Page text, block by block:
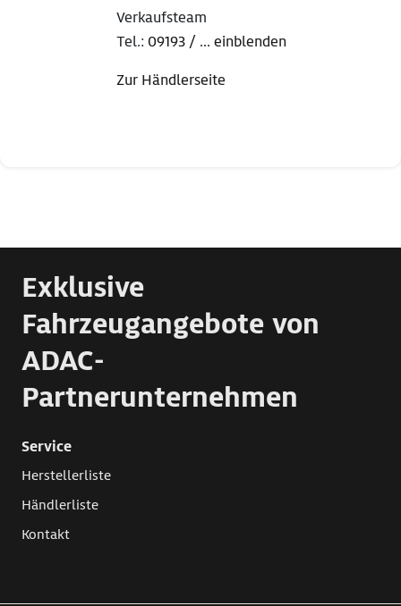
Verkaufsteam
Tel.: 09193 / ... einblenden
Zur Händlerseite
Exklusive
Fahrzeugangebote von
ADAC-
Partnerunternehmen
Service
Herstellerliste
Händlerliste
Kontakt